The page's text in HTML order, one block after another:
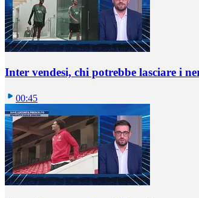
Inter vendesi, chi potrebbe lasciare i
00:45